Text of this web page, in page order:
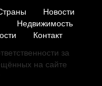
Новости
Недвижимость
Контакт
за
на сайте